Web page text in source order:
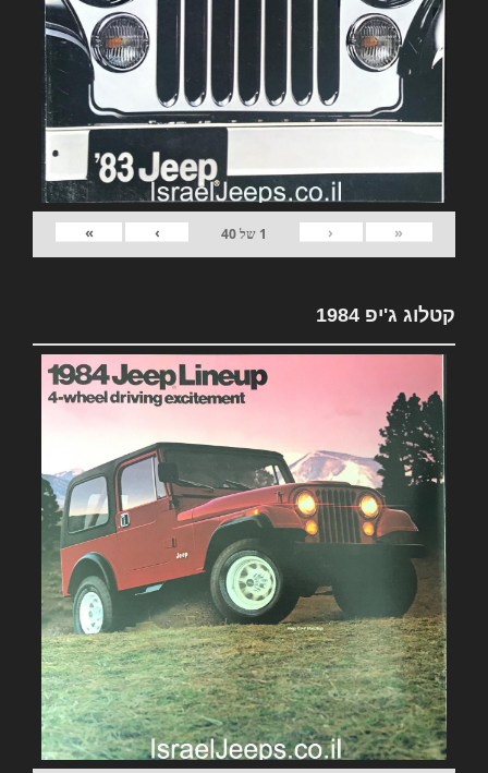
«
‹
1 של40
›
»
קטלוג ג'יפ 1984